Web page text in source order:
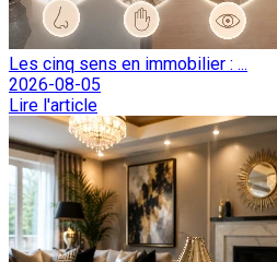
Les cinq sens en immobilier : ...
2026-08-05
Lire l'article